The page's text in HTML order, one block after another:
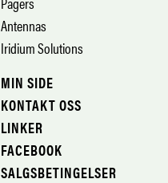
Antennas
Iridium Solutions
MIN SIDE
KONTAKT OSS
LINKER
FACEBOOK
SALGSBETINGELSER